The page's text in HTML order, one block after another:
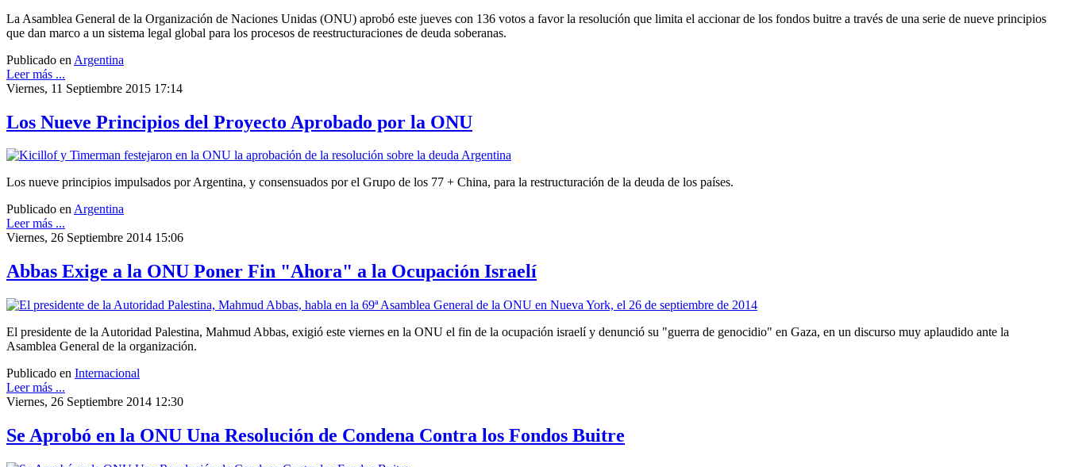
La Asamblea General de la Organización de Naciones Unidas (ONU) aprobó este jueves con 136 votos a favor la resolución que limita el accionar de los fondos buitre a través de una serie de nueve principios
que dan marco a un sistema legal global para los procesos de reestructuraciones de deuda soberanas.
Publicado en Argentina
Leer más ...
Viernes, 11 Septiembre 2015 17:14
Los Nueve Principios del Proyecto Aprobado por la ONU
Los nueve principios impulsados por Argentina, y consensuados por el Grupo de los 77 + China, para la restructuración de la deuda de los países.
Publicado enArgentina
Leer más ...
Viernes, 26 Septiembre 2014 15:06
Abbas Exige a la ONU Poner Fin "Ahora" a la Ocupación Israelí
El presidente de la Autoridad Palestina, Mahmud Abbas, exigió este viernes en la ONU el fin de la ocupación israelí y denunció su "guerra de genocidio" en Gaza, en un discurso muy aplaudido ante la
Asamblea General de la organización.
Publicado en Internacional
Leer más ...
Viernes, 26 Septiembre 2014 12:30
Se Aprobó en la ONU Una Resolución de Condena Contra los Fondos Buitre